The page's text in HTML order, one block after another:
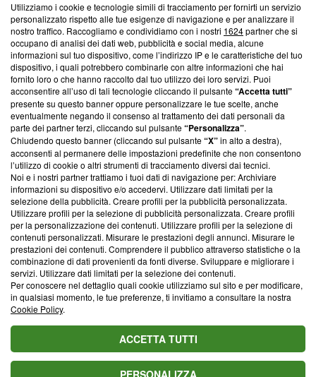
Questa sezione offre informazioni trasparenti su Blasting
News, sui nostri processi editoriali e su come ci impegniamo a
creare news di qualità. Inoltre, afferma la nostra aderenza a
‘Trust Project - News with Integrity’Blasting News non è
ancora membro del programma, ma ha richiesto di farne
parte; Trust Project non ha ancora effettuato una verifica di
conformità agli standard.
Su di noi
Team editoriale
Corporate
Redazione
Informativa Privacy
Cookie Policy
Blasting SA, IDI CHE-247.845.224, Via Carlo Frasca, 3 - 6900
Lugano (Svizzera) Tel:+39 0690258937
© 2026 Blasting News
Utilizziamo i cookie e tecnologie simili di tracciamento per fornirti un servizio
personalizzato rispetto alle tue esigenze di navigazione e per analizzare il
nostro traffico. Raccogliamo e condividiamo con i nostri 1624partner che si
occupano di analisi dei dati web, pubblicità e social media, alcune
informazioni sul tuo dispositivo, come l’indirizzo IP e le caratteristiche del tuo
dispositivo, i quali potrebbero combinarle con altre informazioni che hai
fornito loro o che hanno raccolto dal tuo utilizzo dei loro servizi. Puoi
acconsentire all’uso di tali tecnologie cliccando il pulsante“Accetta tutti”
presente su questo banner oppure personalizzare le tue scelte, anche
eventualmente negando il consenso al trattamento dei dati personali da
parte dei partner terzi, cliccando sul pulsante“Personalizza”.
Chiudendo questo banner (cliccando sul pulsante“X”in alto a destra),
acconsenti al permanere delle impostazioni predefinite che non consentono
l’utilizzo di cookie o altri strumenti di tracciamento diversi dai tecnici.
Noi e i nostri partner trattiamo i tuoi dati di navigazione per: Archiviare
informazioni su dispositivo e/o accedervi. Utilizzare dati limitati per la
selezione della pubblicità. Creare profili per la pubblicità personalizzata.
Utilizzare profili per la selezione di pubblicità personalizzata. Creare profili
per la personalizzazione dei contenuti. Utilizzare profili per la selezione di
contenuti personalizzati. Misurare le prestazioni degli annunci. Misurare le
prestazioni dei contenuti. Comprendere il pubblico attraverso statistiche o la
combinazione di dati provenienti da fonti diverse. Sviluppare e migliorare i
servizi. Utilizzare dati limitati per la selezione dei contenuti.
Per conoscere nel dettaglio quali cookie utilizziamo sul sito e per modificare,
in qualsiasi momento, le tue preferenze, ti invitiamo a consultare la nostra
Cookie Policy.
ACCETTA TUTTI
PERSONALIZZA